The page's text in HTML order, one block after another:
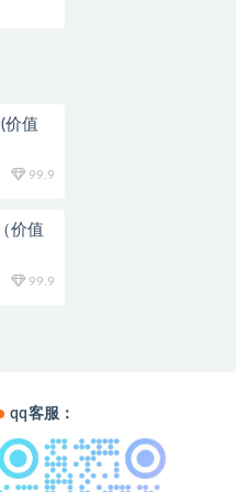
价值
99.9
价值
99.9
qq客服：